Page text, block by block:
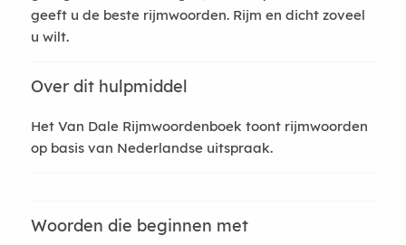
geeft u de beste rijmwoorden. Rijm en dicht zoveel
u wilt.
Over dit hulpmiddel
Het Van Dale Rijmwoordenboek toont rijmwoorden
op basis van Nederlandse uitspraak.
Woorden die beginnen met